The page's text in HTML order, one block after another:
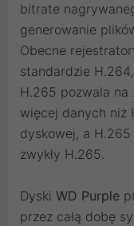
bitrate
generowanie
Obecne
standardzie
H.265 pozwala na
więcej danych niż
dyskowej, a
zwykły H.265.
Dyski WD Purple
przez całą dobę